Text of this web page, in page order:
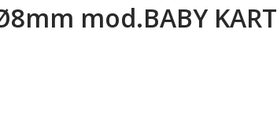
mod.BABY KART